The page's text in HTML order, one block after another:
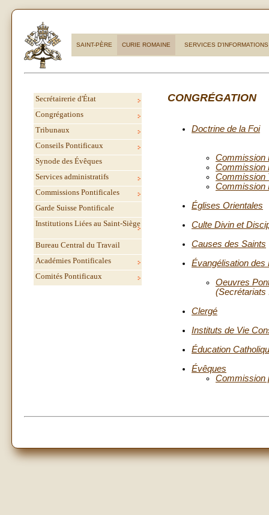
SAINT-PÈRE CURIE ROMAINE SERVICES D'INFORMATIONS
CONGRÉGATION
Doctrine de la Foi
Commission
Commission
Commission
Commission
Églises Orientales
Culte Divin et
Causes des Saints
Évangélisation des
Oeuvres
(Secrétariats
Clergé
Instituts de Vie
Éducation
Évêques
Commission
Secrétairerie d'État
Congrégations
Tribunaux
Conseils Pontificaux
Synode des Évêques
Services administratifs
Commissions Pontificales
Garde Suisse Pontificale
Institutions Liées au Saint-Siège
Bureau Central du Travail
Académies Pontificales
Comités Pontificaux